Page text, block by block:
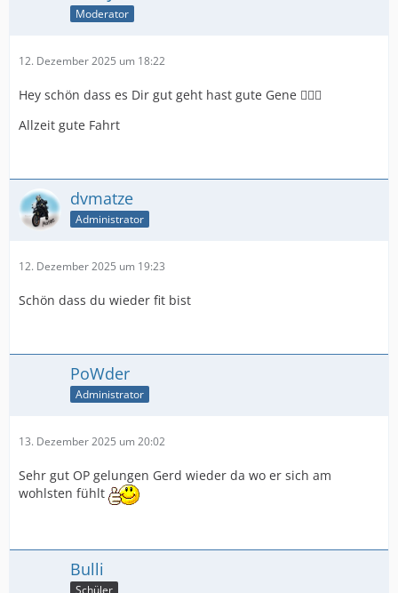
Moderator
12. Dezember 2025 um 18:22
Hey schön dass es Dir gut geht hast gute Gene 👍🏻🍀
Allzeit gute Fahrt
dvmatze
Administrator
12. Dezember 2025 um 19:23
Schön dass du wieder fit bist
PoWder
Administrator
13. Dezember 2025 um 20:02
Sehr gut OP gelungen Gerd wieder da wo er sich am
wohlsten fühlt
Bulli
Schüler